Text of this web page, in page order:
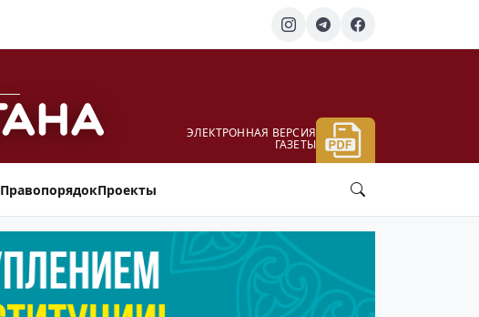
ЭЛЕКТРОННАЯ ВЕРСИЯ
ГАЗЕТЫ
ПравопорядокПроекты